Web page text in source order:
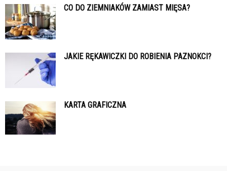
CO DO ZIEMNIAKÓW ZAMIAST MIĘSA?
JAKIE RĘKAWICZKI DO ROBIENIA PAZNOKCI?
KARTA GRAFICZNA